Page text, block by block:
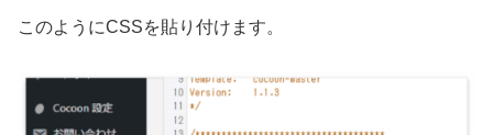
このようにCSSを貼り付けます。